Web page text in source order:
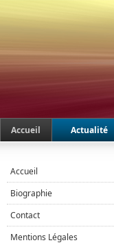
Accueil Actualité
Accueil
Biographie
Contact
Mentions Légales